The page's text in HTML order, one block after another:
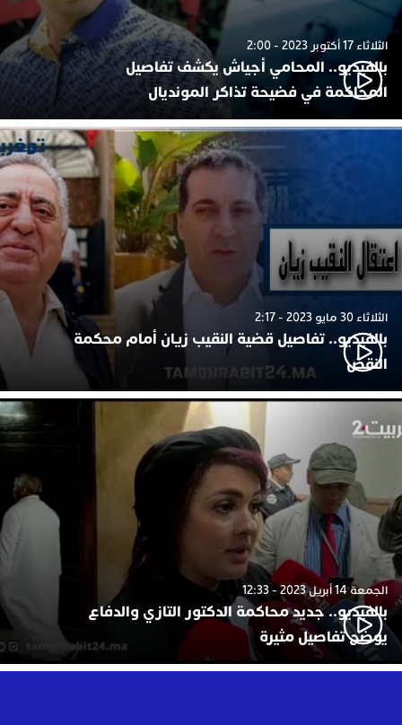
الثلاثاء 17 أكتوبر 2023 - 2:00
بالفيديو.. المحامي أجياش يكشف تفاصيل
المحاكمة في فضيحة تذاكر المونديال
الثلاثاء 30 مايو 2023 - 2:17
بالفيديو.. تفاصيل قضية النقيب زيان أمام محكمة
النقض
الجمعة 14 أبريل 2023 - 12:33
بالفيديو.. جديد محاكمة الدكتور التازي والدفاع
يوضح تفاصيل مثيرة